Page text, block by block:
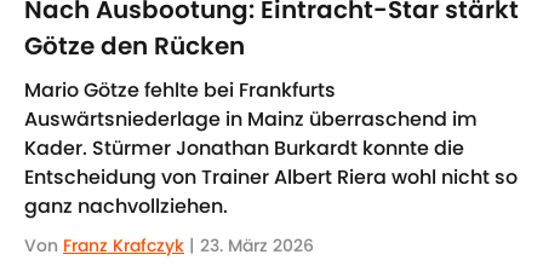
Nach Ausbootung: Eintracht-Star stärkt
Götze den Rücken
Mario Götze fehlte bei Frankfurts
Auswärtsniederlage in Mainz überraschend im
Kader. Stürmer Jonathan Burkardt konnte die
Entscheidung von Trainer Albert Riera wohl nicht so
ganz nachvollziehen.
Von Franz Krafczyk | 23. März 2026